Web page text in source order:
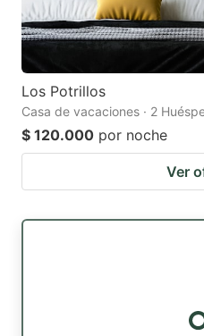
Los Potrillos
Casa de vacaciones · 2
$ 120.000 por noche
Ver